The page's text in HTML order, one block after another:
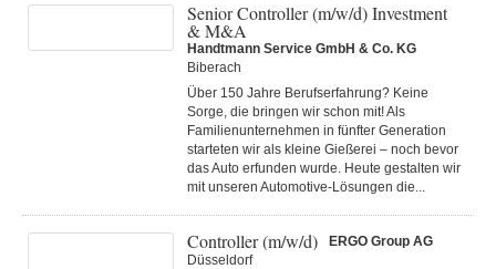
Senior Controller (m/w/d) Investment
& M&A
Handtmann Service GmbH & Co. KG
Biberach
Über 150 Jahre Berufserfahrung? Keine
Sorge, die bringen wir schon mit! Als
Familienunternehmen in fünfter Generation
starteten wir als kleine Gießerei – noch bevor
das Auto erfunden wurde. Heute gestalten wir
mit unseren Automotive-Lösungen die...
Controller (m/w/d)
ERGO Group AG
Düsseldorf